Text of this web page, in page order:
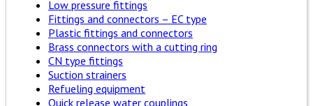
Low pressure fittings
Fittings and connectors – EC type
Plastic fittings and connectors
Brass connectors with a cutting ring
CN type fittings
Suction strainers
Refueling equipment
Quick release water couplings